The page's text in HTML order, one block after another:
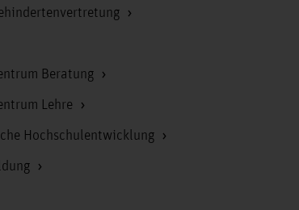
Beratung
Lehre
Hochschulentwicklung